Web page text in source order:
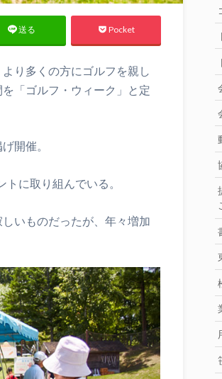
送る Pocket
り多くの方にゴルフを親し
「ゴルフ・ウィーク」と定
開催。
に取り組んでいる。
いものだったが、年々増加